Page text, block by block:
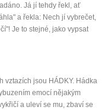
ZDARMA!
Já jí tehdy řekl, ať
a řekla: Nech jí vybrečet,
Je to stejné, jako vypsat
vztazích jsou HÁDKY. Hádka
emocí nějakým
a uleví se mu, zbaví se